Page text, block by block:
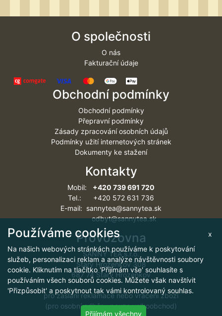
O společnosti
O nás
Fakturační údaje
Obchodní podmínky
Obchodní podmínky
Přepravní podmínky
Zásady zpracování osobních údajů
Podmínky užití internetových stránek
Dokumenty ke stažení
Kontakty
Mobil: +420 739 691 720
Tel.: +420 572 631 736
E-mail: sannytea@sannytea.sk
odbyt@sannytea.sk
Provozovna
SANNY TEA s.r.o.
Starý Hrozenkov 308
687 74 Starý Hrozenkov
pro zaslání reklamace nebo vrácení zboží
(pro osobní odběr - pouze velkoobchod)
x
Používáme cookies
Na našich webových stránkách používáme k poskytování
služeb, personalizaci reklam a analýze návštěvnosti soubory
cookie. Kliknutím na tlačítko 'Přijímám vše' souhlasíte s
používáním všech souborů cookies. Můžete však navštívit
'Přizpůsobit' a poskytnout tak vámi kontrolovaný souhlas.
Přijímám všechny